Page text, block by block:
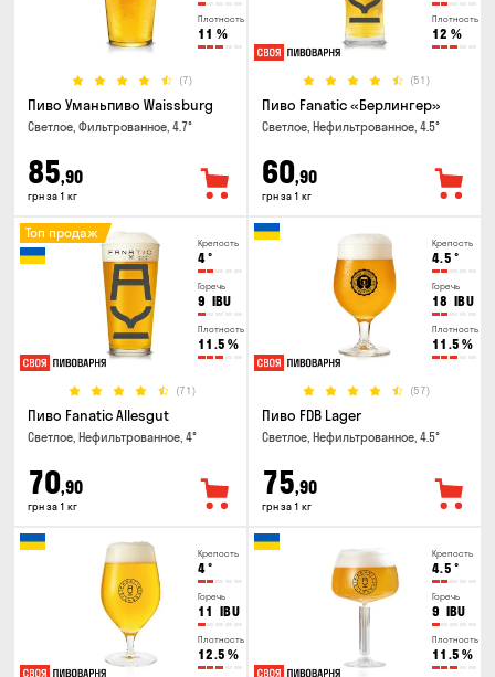
Плотность
11 %
(7)
Пиво Уманьпиво Waissburg
Светлое, Фильтрованное, 4.7°
85,90
грн за 1 кг
Плотность
12 %
(51)
Пиво Fanatic «Берлингер»
Светлое, Нефильтрованное, 4.5°
60,90
грн за 1 кг
Крепость
4°
Горечь
9 IBU
Плотность
11.5 %
(71)
Топ продаж
Пиво Fanatic Allesgut
Светлое, Нефильтрованное, 4°
70,90
грн за 1 кг
Крепость
4.5 °
Горечь
18 IBU
Плотность
11.5 %
(57)
Пиво FDB Lager
Светлое, Нефильтрованное, 4.5°
75,90
грн за 1 кг
Крепость
4°
Горечь
11 IBU
Плотность
12.5 %
Крепость
4.5 °
Горечь
9 IBU
Плотность
11.5 %